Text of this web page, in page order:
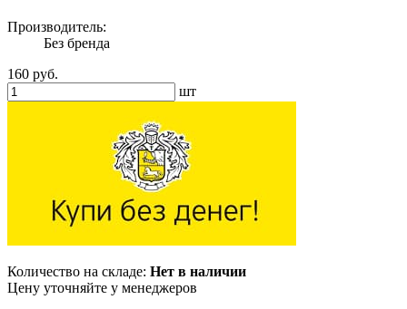
Производитель:
Без бренда
160 руб.
шт
Количество на складе: Нет в наличии
Цену уточняйте у менеджеров